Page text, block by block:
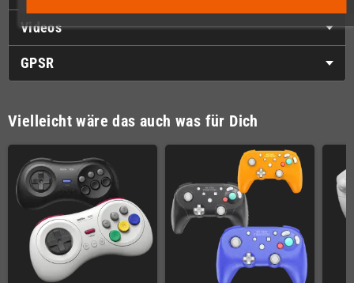
Videos
GPSR
Vielleicht wäre das auch was für Dich